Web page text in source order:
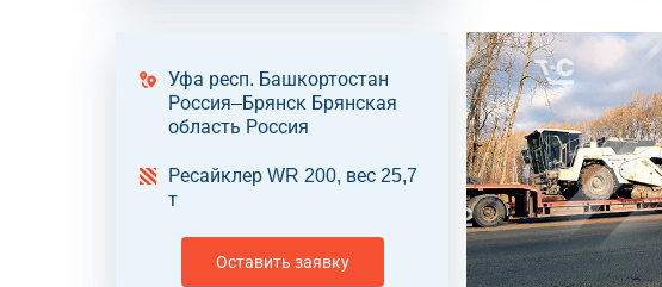
Уфа респ. Башкортостан
Россия–Брянск Брянская
область Россия
Ресайклер WR 200, вес 25,7
т
Оставить заявку